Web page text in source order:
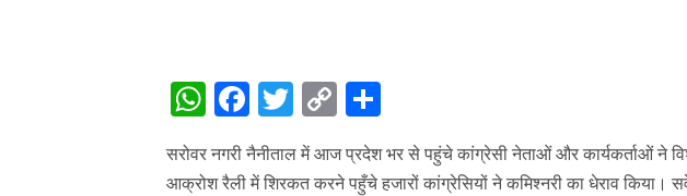
WhatsApp
Facebook
Twitter
Copy
Link
Share
सरोवर नगरी नैनीताल में आज प्रदेश भर से पहुंचे कांग्रेसी नेताओं और कार्यकर्ताओं ने
आक्रोश रैली में शिरकत करने पहुँचे हजारों कांग्रेसियों ने कमिश्नरी का धेराव किया।